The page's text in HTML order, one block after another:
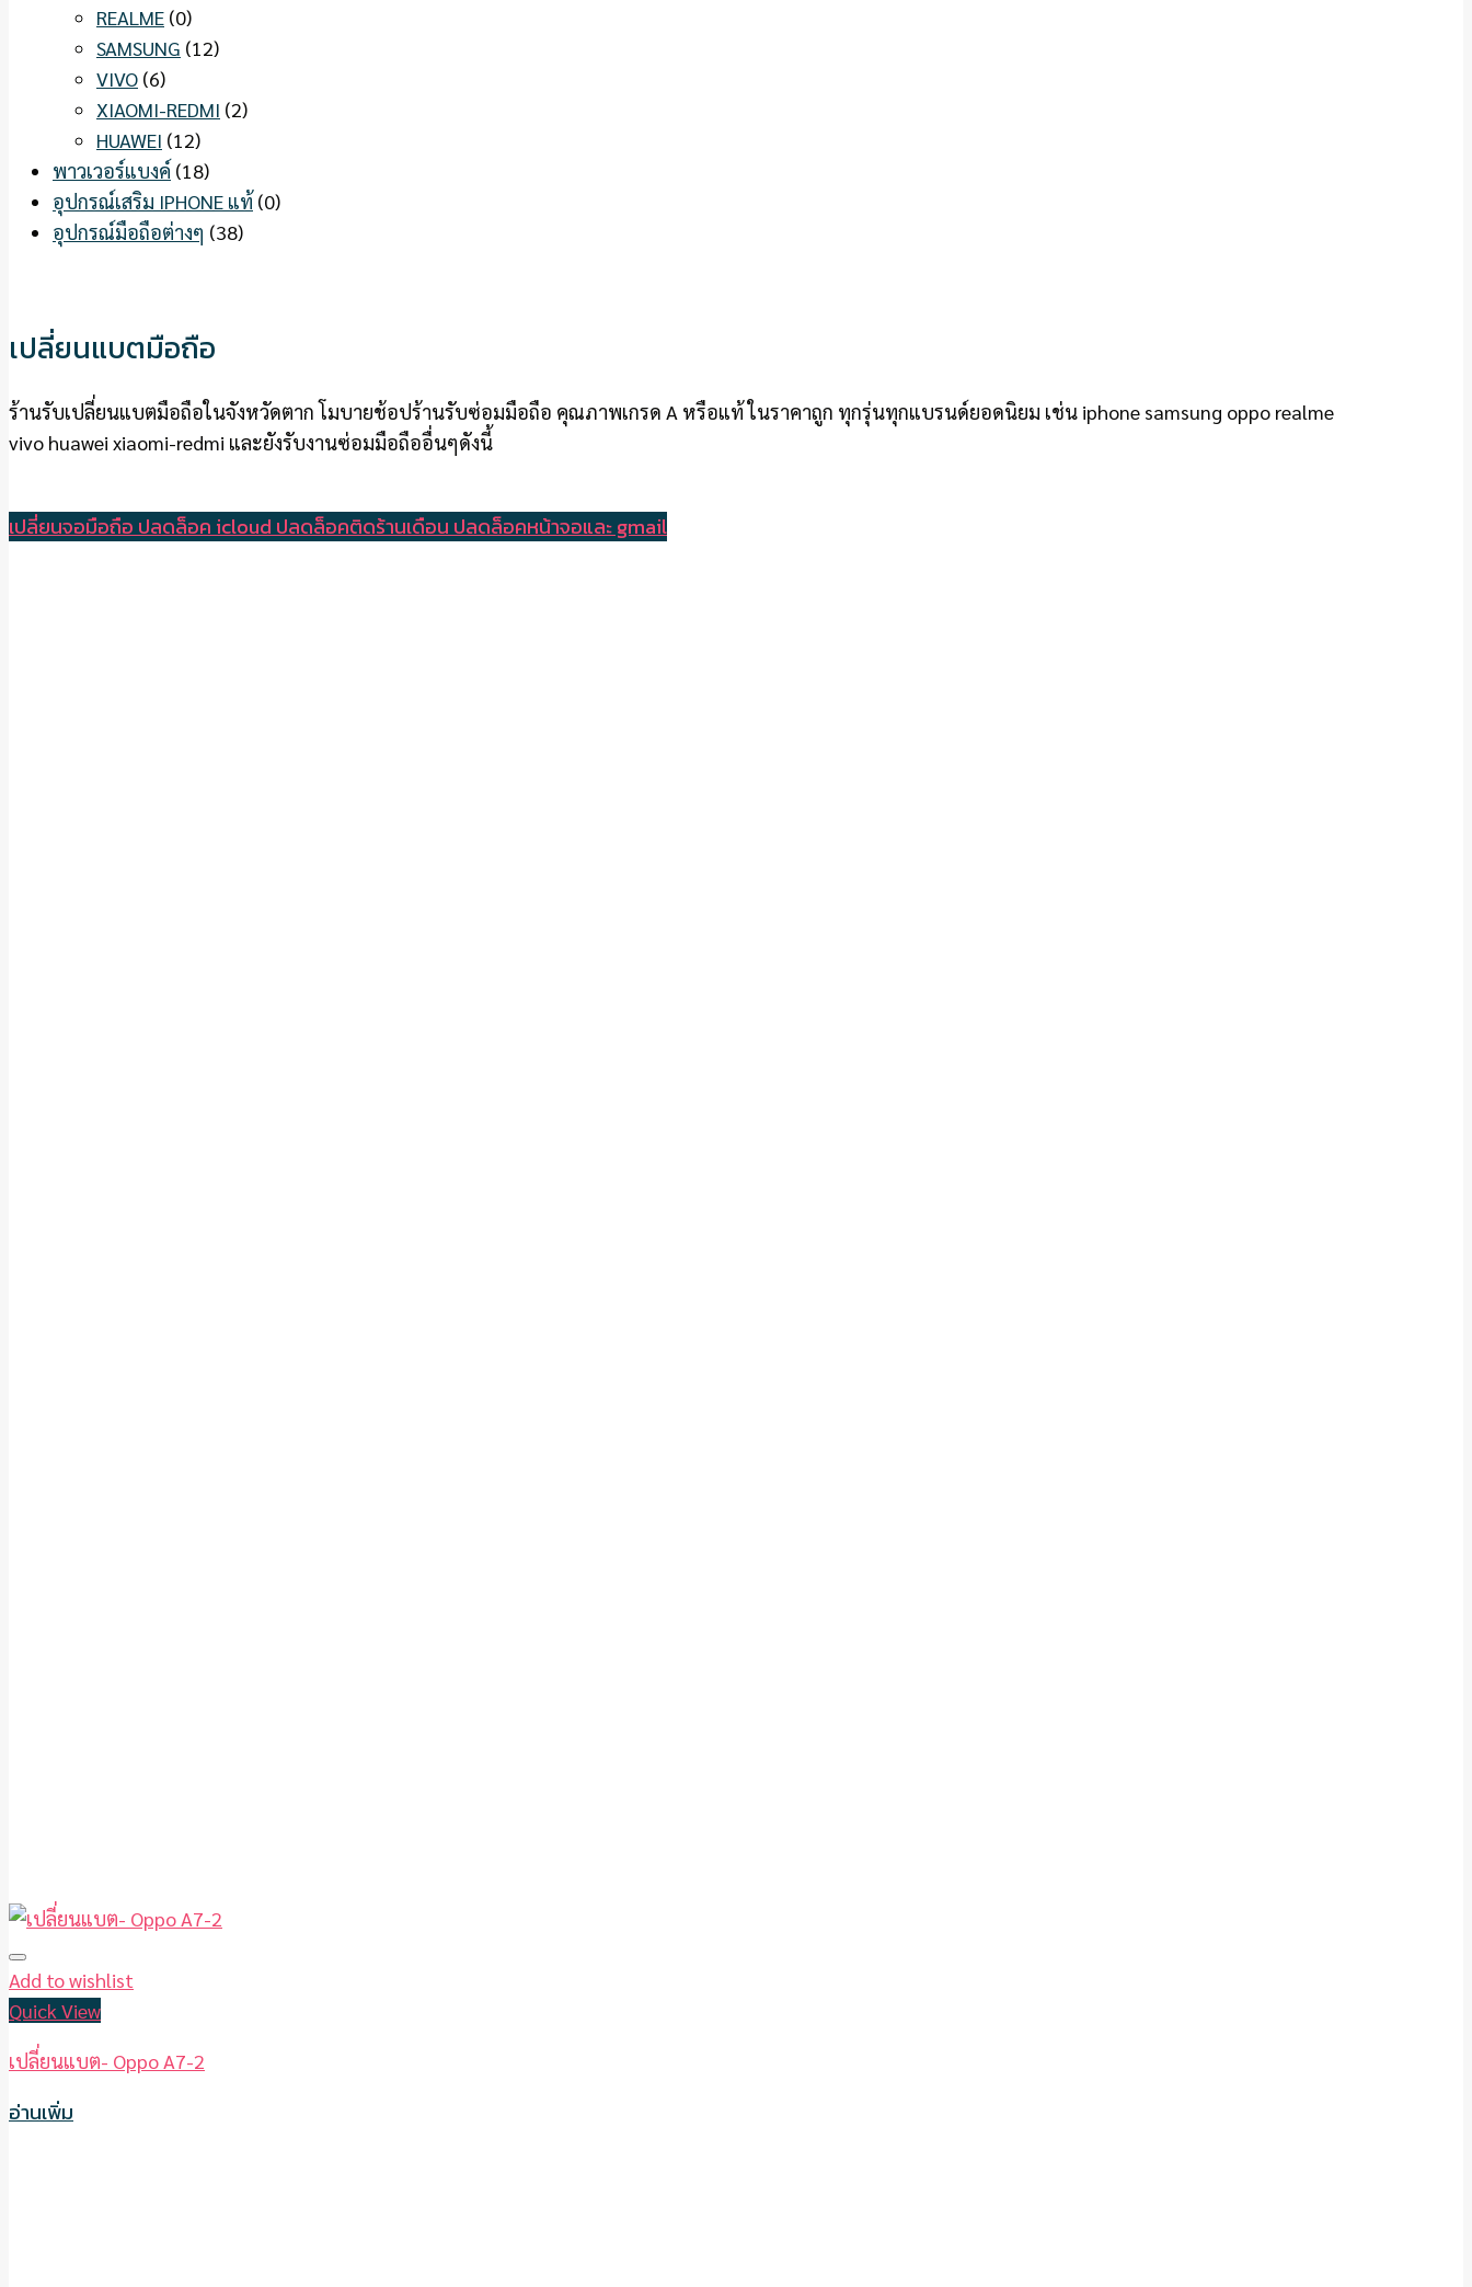
REALME (0)
SAMSUNG (12)
VIVO (6)
XIAOMI-REDMI (2)
HUAWEI (12)
พาวเวอร์แบงค์ (18)
อุปกรณ์เสริม IPHONE แท้ (0)
อุปกรณ์มือถือต่างๆ (38)
เปลี่ยนแบตมือถือ
ร้านรับเปลี่ยนแบตมือถือในจังหวัดตาก โมบายช้อปร้านรับซ่อมมือถือ คุณภาพเกรด A หรือแท้ ในราคาถูก ทุกรุ่นทุกแบรนด์ยอดนิยม เช่น iphone samsung oppo realme
vivo huawei xiaomi-redmi และยังรับงานซ่อมมือถืออื่นๆดังนี้
เปลี่ยนจอมือถือ ปลดล็อค icloud ปลดล็อคติดร้านเดือน ปลดล็อคหน้าจอและ gmail
Add to wishlist
Quick View
เปลี่ยนแบต- Oppo A7-2
อ่านเพิ่ม